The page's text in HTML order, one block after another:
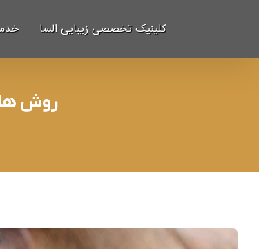
content
کلینیک تخصصی زیبایی السا
روش